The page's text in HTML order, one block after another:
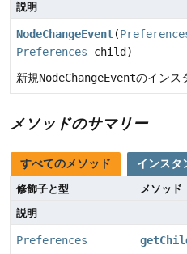
説明
NodeChangeEvent(
Preferences child)
新規NodeChangeEventのインス
メソッドのサマリー
すべてのメソッド インスタ
修飾子と型
メソッド
説明
Preferences